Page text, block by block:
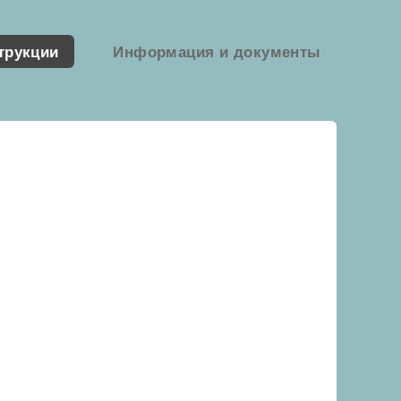
Информация и документы